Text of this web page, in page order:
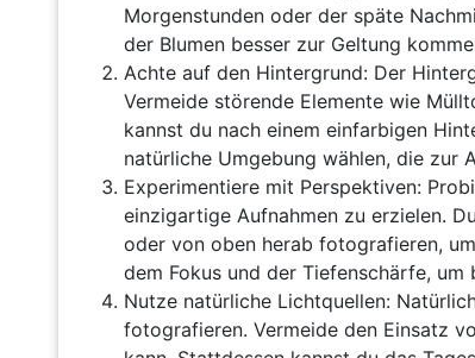
Morgenstunden oder der späte
der Blumen besser zur Geltung
Achte auf den Hintergrund: Der
Vermeide störende Elemente wie
kannst du nach einem einfarbigen
natürliche Umgebung wählen, die zur
Experimentiere mit Perspektiven:
einzigartige Aufnahmen zu erzielen.
oder von oben herab fotografieren,
dem Fokus und der Tiefenschärfe,
Nutze natürliche Lichtquellen:
fotografieren. Vermeide den Einsatz